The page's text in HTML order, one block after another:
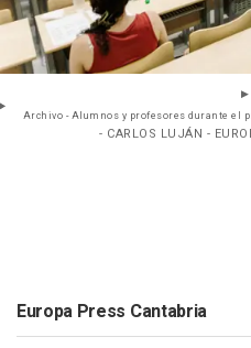
Archivo - Alumnos y profesores durante el
- CARLOS LUJÁN -
Europa Press Cantabria